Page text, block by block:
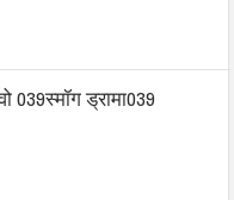
039स्मॉग ड्रामा039